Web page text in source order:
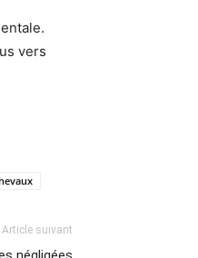
vers
Article suivant